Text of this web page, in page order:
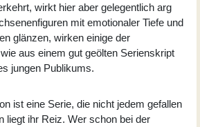
wirkt hier aber gelegentlich arg
mit emotionaler Tiefe und
glänzen, wirken einige der
aus einem gut geölten Serienskript
jungen Publikums.
ist eine Serie, die nicht jedem gefallen
liegt ihr Reiz. Wer schon bei der